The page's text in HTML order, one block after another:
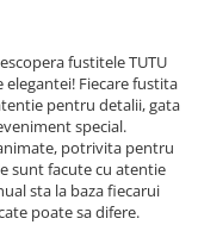
fustitele TUTU
Fiecare fustita
pentru detalii, gata
special.
potrivita pentru
sunt facute cu atentie
sta la baza fiecarui
poate sa difere.